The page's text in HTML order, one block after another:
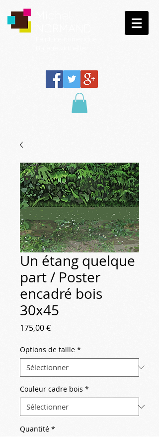
Un étang quelque
part / Poster
encadré bois
30x45
175,00 €Prix
Options de taille *
Couleur cadre bois *
Quantité *